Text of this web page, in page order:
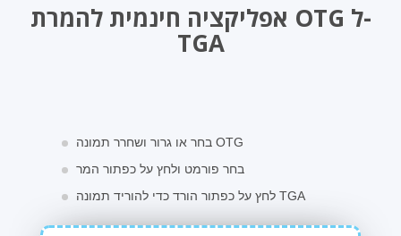
אפליקציה חינמית להמרת OTG ל-
TGA
בחר או גרור ושחרר תמונה OTG
בחר פורמט ולחץ על כפתור המר
לחץ על כפתור הורד כדי להוריד תמונה TGA